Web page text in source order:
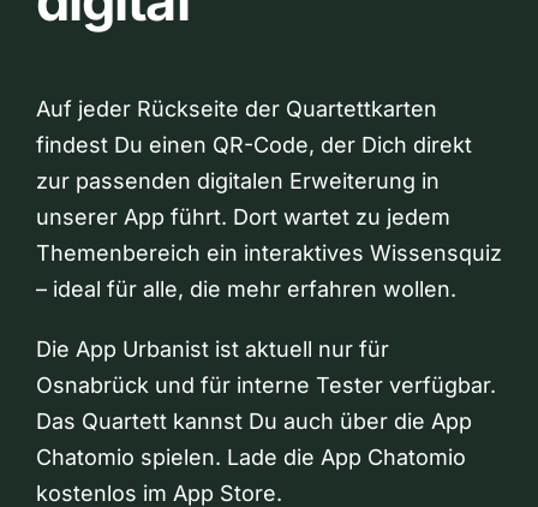
Auf jeder Rückseite der Quartettkarten
findest Du einen QR-Code, der Dich direkt
zur passenden digitalen Erweiterung in
unserer App führt. Dort wartet zu jedem
Themenbereich ein interaktives Wissensquiz
– ideal für alle, die mehr erfahren wollen.
Die App Urbanist ist aktuell nur für
Osnabrück und für interne Tester verfügbar.
Das Quartett kannst Du auch über die App
Chatomio spielen. Lade die App Chatomio
kostenlos im App Store.